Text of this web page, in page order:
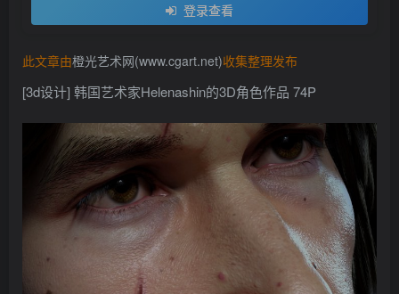
登录查看
此文章由橙光艺术网(www.cgart.net)收集整理发布
[3d设计] 韩国艺术家Helenashin的3D角色作品 74P
用户名/手机号/邮箱
登录密码
记住登录 找回密码
登录
社交账号登录